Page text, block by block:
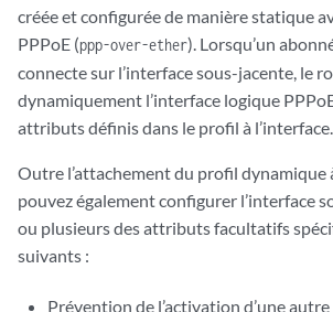
créée et configurée de manière statique
PPPoE (ppp-over-ether). Lorsqu’un
connecte sur l’interface sous-jacente, le
dynamiquement l’interface logique
attributs définis dans le profil à l’interface.
Outre l’attachement du profil dynamique
pouvez également configurer l’interface
ou plusieurs des attributs facultatifs
suivants :
Prévention de l’activation d’une